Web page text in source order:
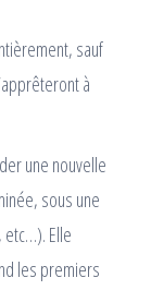
sauf
à
une nouvelle
sous une
etc…). Elle
les premiers